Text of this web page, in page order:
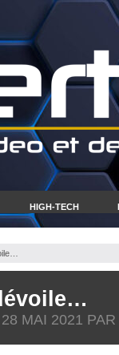
HIGH-TECH
28 MAI 2021